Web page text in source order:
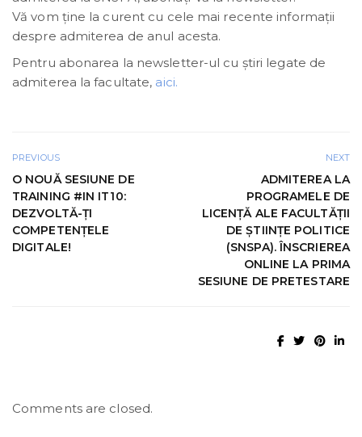
Vă vom ține la curent cu cele mai recente informații
despre admiterea de anul acesta.
Pentru abonarea la newsletter-ul cu ştiri legate de
admiterea la facultate, aici.
PREVIOUS
O NOUĂ SESIUNE DE
TRAINING #IN IT10:
DEZVOLTĂ-ȚI
COMPETENȚELE
DIGITALE!
NEXT
ADMITEREA LA
PROGRAMELE DE
LICENȚĂ ALE FACULTĂȚII
DE ȘTIINȚE POLITICE
(SNSPA). ÎNSCRIEREA
ONLINE LA PRIMA
SESIUNE DE PRETESTARE
Comments are closed.